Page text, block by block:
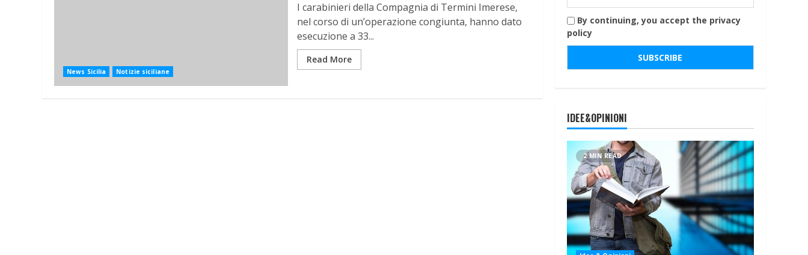
News Sicilia Notizie siciliane
I carabinieri della Compagnia di Termini Imerese,
nel corso di un’operazione congiunta, hanno dato
esecuzione a 33...
Read More
By continuing, you accept the privacy
policy
IDEE&OPINIONI
2 MIN READ